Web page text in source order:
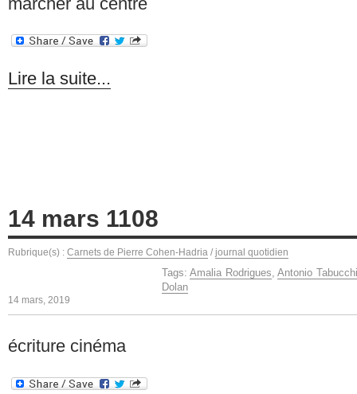
Lire la suite...
14 mars 1108
Rubrique(s) : Carnets de Pierre Cohen-Hadria / journal quotidien
Tags:Amalia Rodrigues ,Antonio Tabucchi
Dolan
14 mars, 2019
écriture cinéma